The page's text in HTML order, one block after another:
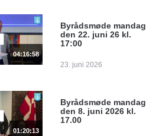
04:16:58
Byrådsmøde mandag
den 22. juni 26 kl.
17:00
23. juni 2026
01:20:13
Byrådsmøde mandag
den 8. juni 2026 kl.
17.00